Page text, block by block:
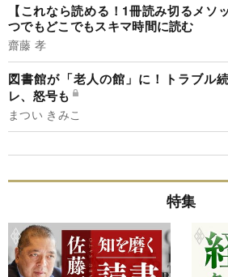
【これなら読める！1冊読み切るメ
つでもどこでもスキマ時間に読む
齋藤 孝
図書館が「老人の館」に！トラブル
レ、怒号も
まつい きみこ
特集